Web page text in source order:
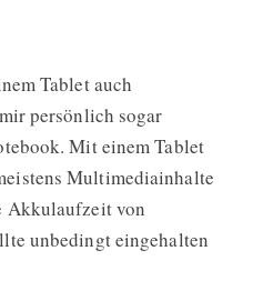
Tablet auch
persönlich sogar
Mit einem Tablet
Multimediainhalte
Akkulaufzeit von
unbedingt eingehalten